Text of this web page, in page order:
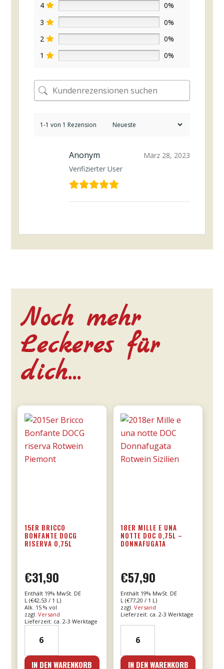
4
0%
3
0%
2
0%
1
0%
1-1 von 1 Rezension
Anonym
Verifizierter User
März 28, 2023
Noch mehr
Leckeres für
dich…
15ER BRICCO
BONFANTE DOCG
RISERVA 0,75L
€31,90
Enthält 19% MwSt. DE
L (€42,53 / 1 L)
Alk. 15 % vol
zzgl. Versand
Lieferzeit: ca. 2-3 Werktage
Bricco
Bonfante
IN DEN WARENKORB
18ER MILLE E UNA
NOTTE DOC 0,75L –
DONNAFUGATA
€57,90
Enthält 19% MwSt. DE
L (€77,20 / 1 L)
zzgl.Versand
Lieferzeit: ca. 2-3 Werktage
Mille
e
IN DEN WARENKORB